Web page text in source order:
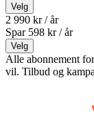
Velg
2 990 kr / år
Spar 598 kr /år
Velg
Alle abonnement
vil. Tilbud og